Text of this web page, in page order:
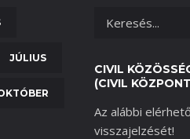
JÚLIUS
CIVIL
(CIVIL
Az alábbi
visszajelzését!